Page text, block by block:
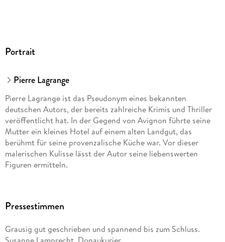
Portrait
Pierre Lagrange
Pierre Lagrange ist das Pseudonym eines bekannten
deutschen Autors, der bereits zahlreiche Krimis und Thriller
veröffentlicht hat. In der Gegend von Avignon führte seine
Mutter ein kleines Hotel auf einem alten Landgut, das
berühmt für seine provenzalische Küche war. Vor dieser
malerischen Kulisse lässt der Autor seine liebenswerten
Figuren ermitteln.
Pressestimmen
Grausig gut geschrieben und spannend bis zum Schluss.